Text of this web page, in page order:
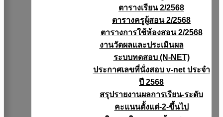
ตารางเรียน 2/2568
ตารางครูผู้สอน 2/2568
ตารางการใช้ห้องสอน 2/2568
งานวัดผลเเละประเมินผล
ระบบทดสอบ (N-NET)
ประกาศเลขที่นั่งสอบ v-net ประจำ
ปี 2568
สรุปรายงานผลการเรียน-ระดับ
คะแนนตั้งแต่-2-ขึ้นไป